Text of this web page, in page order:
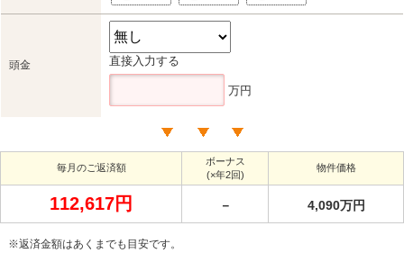
頭金 直接入力する
万円
毎月のご返済額
ボーナス
(×年2回)
物件価格
112,617円 － 4,090万円
※返済金額はあくまでも目安です。